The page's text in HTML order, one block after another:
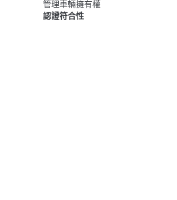
管理車輛擁有權
認證符合性